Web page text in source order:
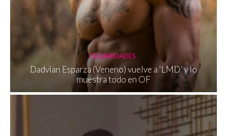
CELEBRIDADES
Dadvian Esparza (Veneno) vuelve a ‘LMD’ y lo
muestra todo en OF